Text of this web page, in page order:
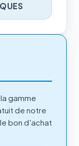
gamme
de notre
bon d'achat